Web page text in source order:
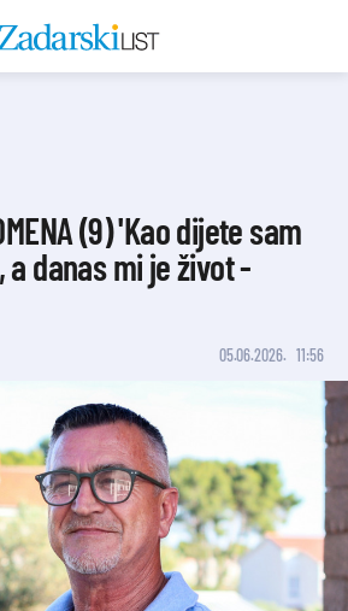
(9) 'Kao dijete sam
a danas mi je život -
05.06.2026. 11:56